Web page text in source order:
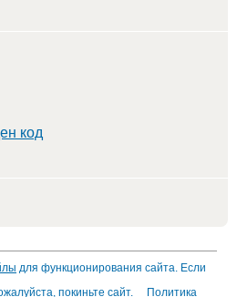
код
для функционирования сайта. Если
покиньте сайт.
Политика